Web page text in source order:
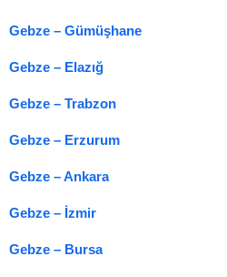
Gebze – Gümüşhane
Gebze – Elazığ
Gebze – Trabzon
Gebze – Erzurum
Gebze – Ankara
Gebze – İzmir
Gebze – Bursa